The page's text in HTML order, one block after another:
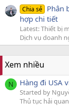
Chia sẻ Phân
hợp chi tiết
Latest: Thiết bị
Dịch vụ doanh
Xem nhiều
N Hàng đi USA
Started by
Thủ tục hải quan